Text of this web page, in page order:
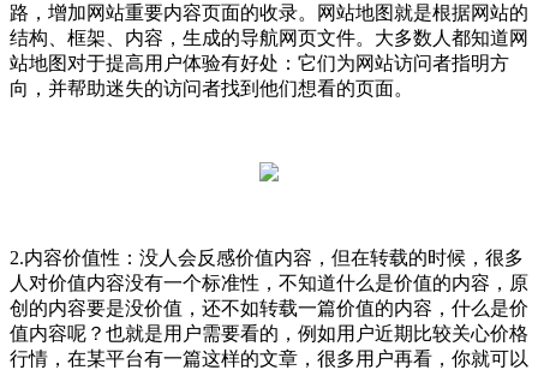
路，增加网站重要内容页面的收录。网站地图就是根据网站的
结构、框架、内容，生成的导航网页文件。大多数人都知道网
站地图对于提高用户体验有好处：它们为网站访问者指明方
向，并帮助迷失的访问者找到他们想看的页面。
2.内容价值性：没人会反感价值内容，但在转载的时候，很多
人对价值内容没有一个标准性，不知道什么是价值的内容，原
创的内容要是没价值，还不如转载一篇价值的内容，什么是价
值内容呢？也就是用户需要看的，例如用户近期比较关心价格
行情，在某平台有一篇这样的文章，很多用户再看，你就可以